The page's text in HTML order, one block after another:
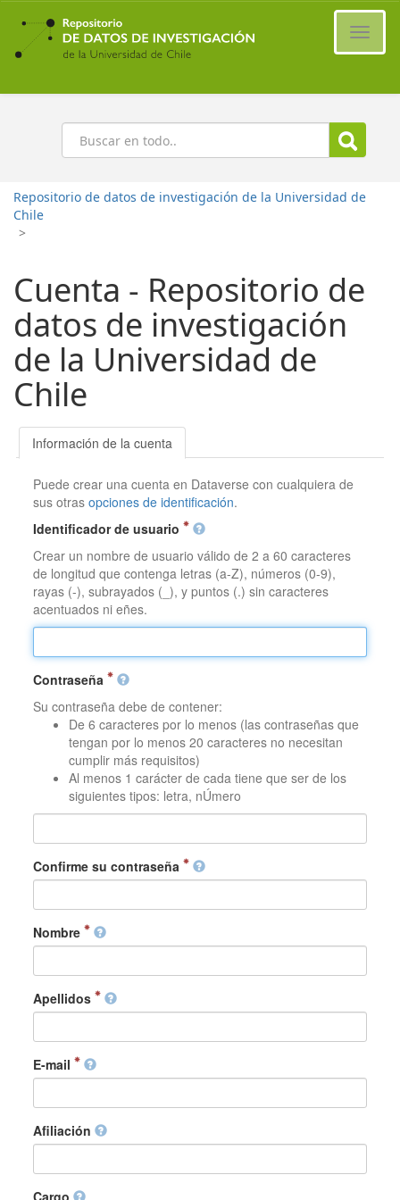
Ir
contenido
principal
Buscar
Repositorio de datos de investigación de la Universidad de
Chile
>
Cuenta - Repositorio de
datos de investigación
de la Universidad de
Chile
Información de la cuenta
Puede crear una cuenta en Dataverse con cualquiera de
sus otrasopciones de identificación.
Identificador de usuario
Crear un nombre de usuario válido de 2 a 60 caracteres
de longitud que contenga letras (a-Z), números (0-9),
rayas (-), subrayados (_), y puntos (.) sin caracteres
acentuados ni eñes.
Contraseña
Su contraseña debe de contener:
De 6 caracteres por lo menos (las contraseñas que
tengan por lo menos 20 caracteres no necesitan
cumplir más requisitos)
Al menos 1 carácter de cada tiene que ser de los
siguientes tipos: letra, nÚmero
Confirme su contraseña
Nombre
Apellidos
E-mail
Afiliación
Cargo